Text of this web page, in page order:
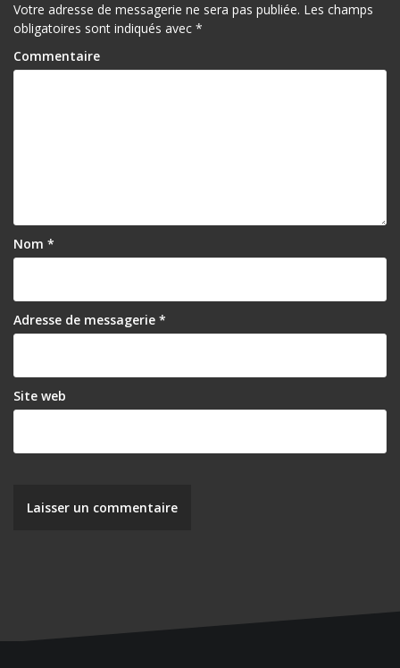
Votre adresse de messagerie ne sera pas publiée. Les champs
obligatoires sont indiqués avec *
Commentaire
Nom *
Adresse de messagerie *
Site web